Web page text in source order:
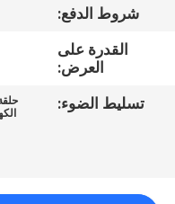
شروط الدفع:
القدرة على
العرض:
تسليط الضوء: